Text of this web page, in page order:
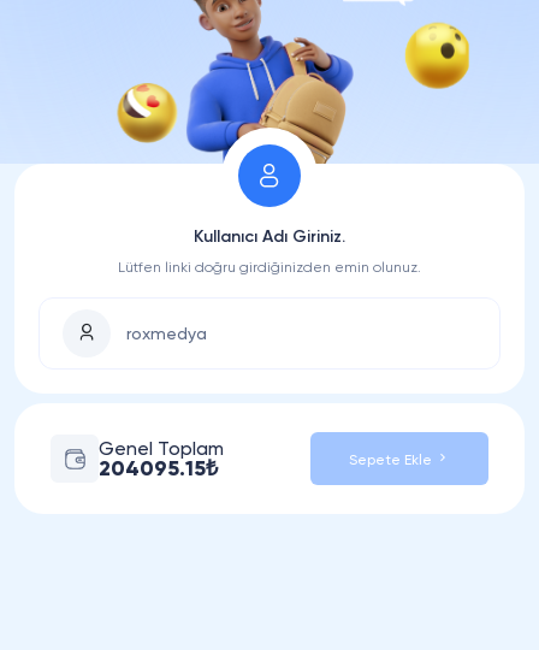
Kullanıcı Adı Giriniz.
Lütfen linki doğru girdiğinizden emin olunuz.
Genel Toplam
204095.15₺ Sepete Ekle